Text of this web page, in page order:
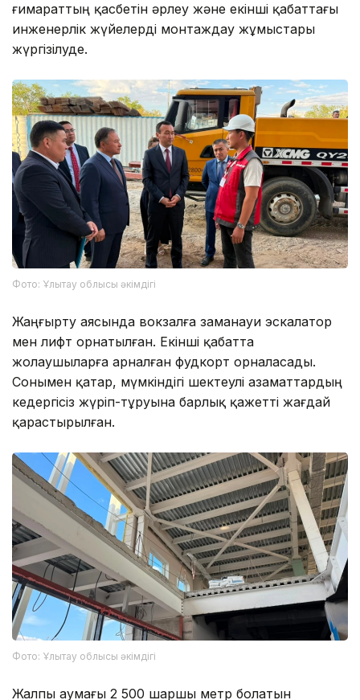
ғимараттың қасбетін әрлеу және екінші қабаттағы
инженерлік жүйелерді монтаждау жұмыстары
жүргізілуде.
Фото: Ұлытау облысы әкімдігі
Жаңғырту аясында вокзалға заманауи эскалатор
мен лифт орнатылған. Екінші қабатта
жолаушыларға арналған фудкорт орналасады.
Сонымен қатар, мүмкіндігі шектеулі азаматтардың
кедергісіз жүріп-тұруына барлық қажетті жағдай
қарастырылған.
Фото: Ұлытау облысы әкімдігі
Жалпы аумағы 2 500 шаршы метр болатын